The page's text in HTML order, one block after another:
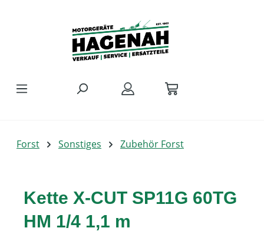
Forst Sonstiges Zubehör Forst
Kette X-CUT SP11G 60TG
HM 1/4 1,1 m